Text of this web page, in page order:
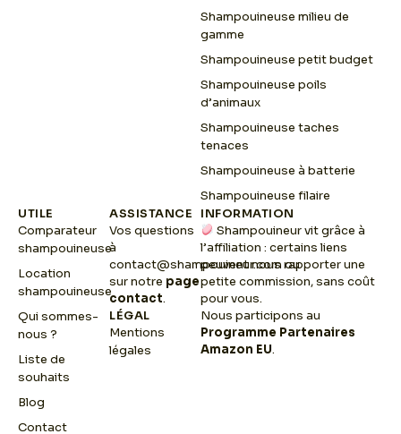
Shampouineuse milieu de
gamme
Shampouineuse petit budget
Shampouineuse poils
d’animaux
Shampouineuse taches
tenaces
Shampouineuse à batterie
Shampouineuse filaire
UTILE
Comparateur
shampouineuse
Location
shampouineuse
Qui sommes-
nous ?
Liste de
souhaits
Blog
Contact
ASSISTANCE
Vos questions
à
contact@shampouineur.comou
sur notre page
contact.
LÉGAL
Mentions
légales
INFORMATION
Shampouineur vit grâce à
l’affiliation : certains liens
peuvent nous rapporter une
petite commission, sans coût
pour vous.
Nous participons au
Programme Partenaires
Amazon EU.